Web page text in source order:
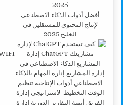
أفضل أدوات الذكاء الاصطناعي
لإنتاج المحتوى للمستقلين في
الخليج 2025